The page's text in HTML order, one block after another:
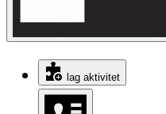
lag aktivitet